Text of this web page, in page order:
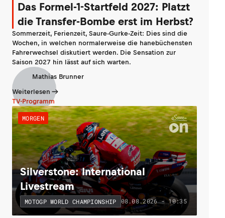
Das Formel-1-Startfeld 2027: Platzt
die Transfer-Bombe erst im Herbst?
Sommerzeit, Ferienzeit, Saure-Gurke-Zeit: Dies sind die
Wochen, in welchen normalerweise die hanebüchensten
Fahrerwechsel diskutiert werden. Die Sensation zur
Saison 2027 hin lässt auf sich warten.
Mathias Brunner
Weiterlesen
TV-Programm
MORGEN
Silverstone: International
Livestream
MOTOGP WORLD CHAMPIONSHIP 08.08.2026 - 10:35